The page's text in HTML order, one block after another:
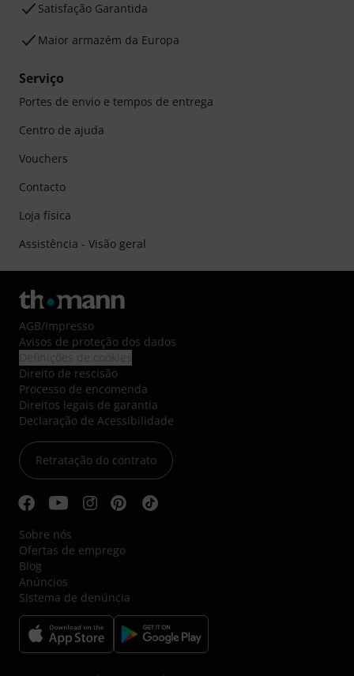
Satisfação Garantida
Maior armazém da Europa
Serviço
Portes de envio e tempos de entrega
Centro de ajuda
Vouchers
Contacto
Loja física
Assistência - Visão geral
AGB/Impresso
Avisos de proteção dos dados
Direito de rescisão
Processo de encomenda
Direitos legais de garantia
Declaração de Acessibilidade
Retratação do contrato
Sobre nós
Ofertas de emprego
Blog
Anúncios
Sistema de denúncia